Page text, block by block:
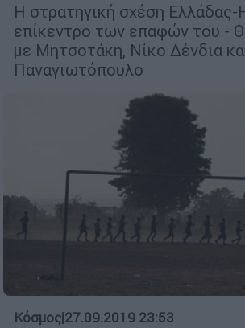
Η στρατηγική σχέση
επίκεντρο των επαφών του -
με Μητσοτάκη, Νίκο Δένδια
Παναγιωτόπουλο
Κόσμος|27.09.2019 23:53